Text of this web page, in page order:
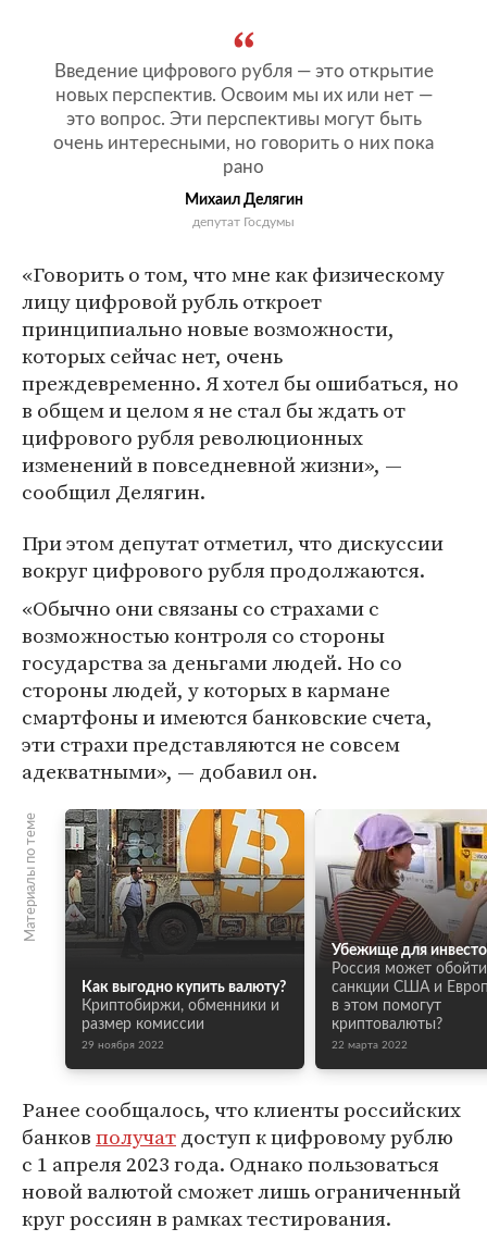
Введение цифрового рубля — это открытие
новых перспектив. Освоим мы их или нет —
это вопрос. Эти перспективы могут быть
очень интересными, но говорить о них пока
рано
Михаил Делягин
депутат Госдумы
«Говорить о том, что мне как физическому
лицу цифровой рубль откроет
принципиально новые возможности,
которых сейчас нет, очень
преждевременно. Я хотел бы ошибаться, но
в общем и целом я не стал бы ждать от
цифрового рубля революционных
изменений в повседневной жизни», —
сообщил Делягин.
При этом депутат отметил, что дискуссии
вокруг цифрового рубля продолжаются.
«Обычно они связаны со страхами с
возможностью контроля со стороны
государства за деньгами людей. Но со
стороны людей, у которых в кармане
смартфоны и имеются банковские счета,
эти страхи представляются не совсем
адекватными», — добавил он.
Материалы по теме
Как выгодно купить валюту?
Криптобиржи, обменники и
размер комиссии
29 ноября 2022
Убежище для
Россия может обойти
санкции США и
в этом помогут
криптовалюты?
22 марта 2022
Ранее сообщалось, что клиенты российских
банковполучатдоступ к цифровому рублю
с 1 апреля 2023 года. Однако пользоваться
новой валютой сможет лишь ограниченный
круг россиян в рамках тестирования.